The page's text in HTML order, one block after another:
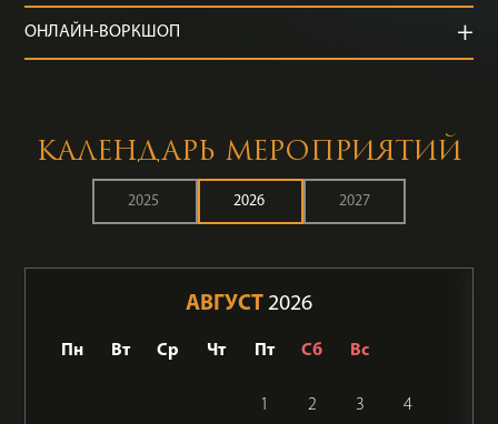
ОНЛАЙН-ВОРКШОП +
КАЛЕНДАРЬ МЕРОПРИЯТИЙ
2025 2026 2027
АВГУСТ2026
Пн Вт Ср Чт Пт Сб Вс
1 2 3 4